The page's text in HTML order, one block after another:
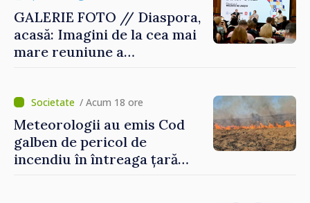
GALERIE FOTO // Diaspora,
acasă: Imagini de la cea mai
mare reuniune a
/ Acum 18 ore
Meteorologii au emis Cod
galben de pericol de
incendiu în întreaga țară